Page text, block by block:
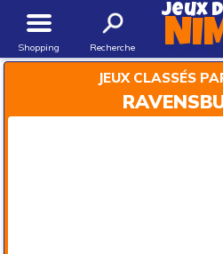
Shopping Recherche
Jeux
JEUX CLASSÉS